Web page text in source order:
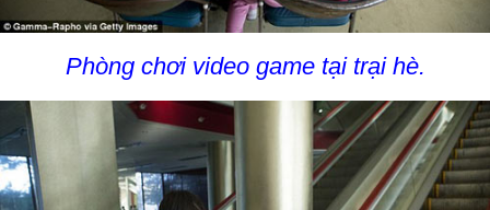
Phòng chơi video game tại trại hè.